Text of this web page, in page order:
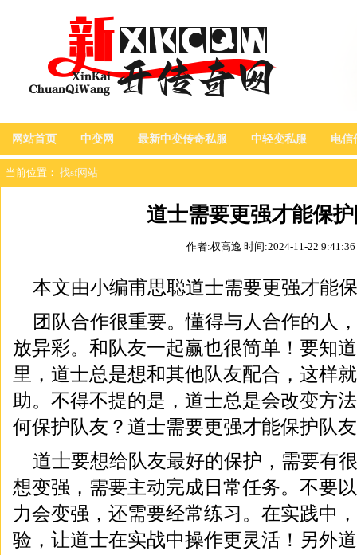
网站首页 中变网 最新中变传奇私服 中轻变私服 电信
当前位置： 找sf网站
道士需要更强才能保
作者:权高逸 时间:2024-11-22 9:41:36
本文由小编甫思聪道士需要更强才能
团队合作很重要。懂得与人合作的人
放异彩。和队友一起赢也很简单！要知
里，道士总是想和其他队友配合，这样
助。不得不提的是，道士总是会改变方
何保护队友？道士需要更强才能保护队
道士要想给队友最好的保护，需要有
想变强，需要主动完成日常任务。不要
力会变强，还需要经常练习。在实践中
验，让道士在实战中操作更灵活！另外